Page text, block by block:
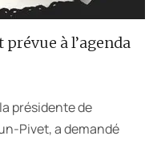
à l’agenda
présidente de
Pivet, a demandé